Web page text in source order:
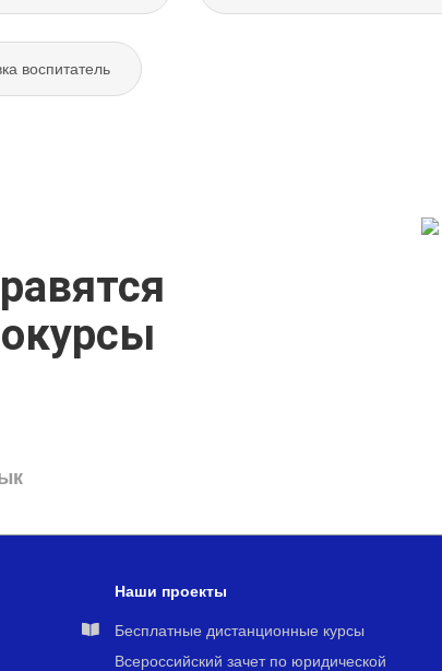
воспитатель
Наши проекты
Бесплатные дистанционные курсы
Всероссийский зачет по юридической